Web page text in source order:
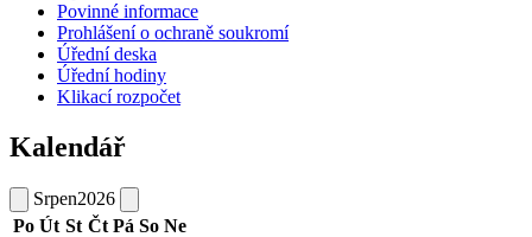
Povinné informace
Prohlášení o ochraně soukromí
Úřední deska
Úřední hodiny
Klikací rozpočet
Kalendář
Srpen2026
Po Út St Čt Pá So Ne